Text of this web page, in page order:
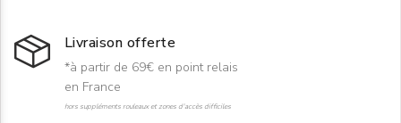
Livraison offerte
*à partir de 69€ en point relais
en France
hors suppléments rouleaux et zones d'accès difficiles